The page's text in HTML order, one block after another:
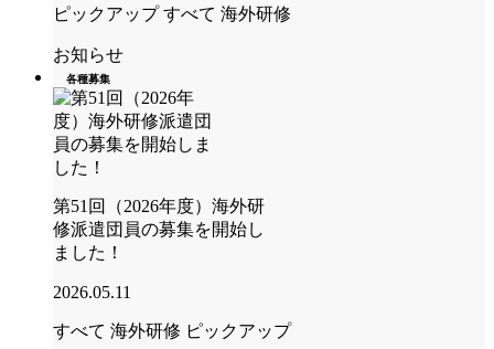
ピックアップ すべて 海外研修
お知らせ
各種募集
第51回（2026年度）海外研
修派遣団員の募集を開始し
ました！
2026.05.11
すべて 海外研修 ピックアップ